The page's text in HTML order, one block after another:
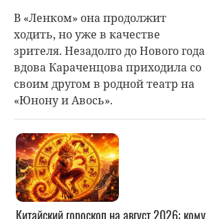
В «Ленком» она продолжит
ходить, но уже в качестве
зрителя. Незадолго до Нового года
вдова Караченцова приходила со
своим другом в родной театр на
«Юнону и Авось».